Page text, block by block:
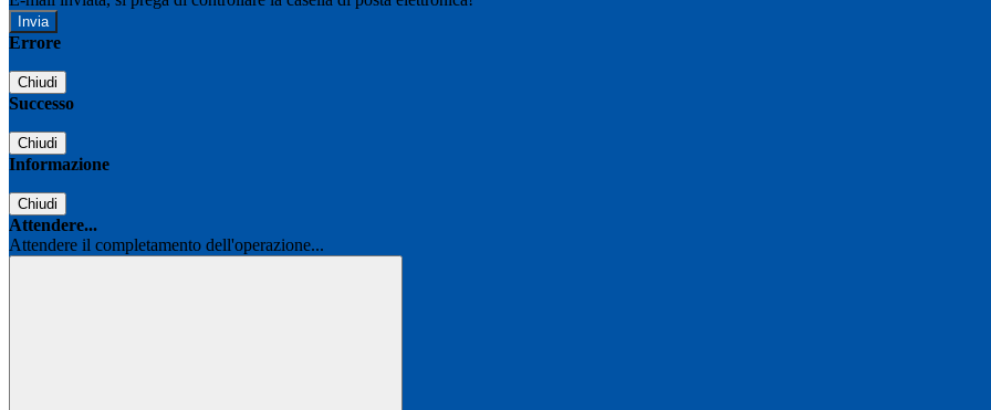
Errore
Chiudi
Successo
Chiudi
Informazione
Chiudi
Attendere...
Attendere il completamento dell'operazione...